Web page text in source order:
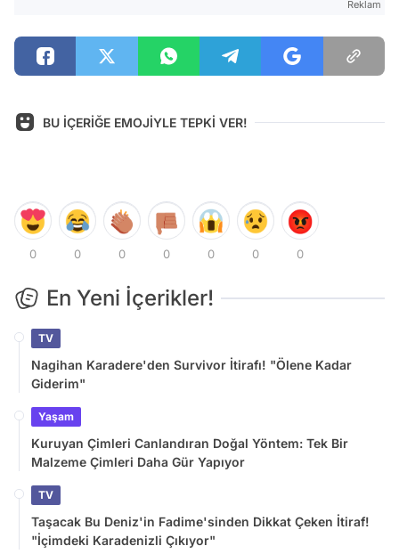
Reklam
BU İÇERİĞE EMOJİYLE TEPKİ VER!
0 0 0 0 0 0 0
En Yeni İçerikler!
TV
Nagihan Karadere'den Survivor İtirafı! "Ölene Kadar
Giderim"
Yaşam
Kuruyan Çimleri Canlandıran Doğal Yöntem: Tek Bir
Malzeme Çimleri Daha Gür Yapıyor
TV
Taşacak Bu Deniz'in Fadime'sinden Dikkat Çeken İtiraf!
"İçimdeki Karadenizli Çıkıyor"